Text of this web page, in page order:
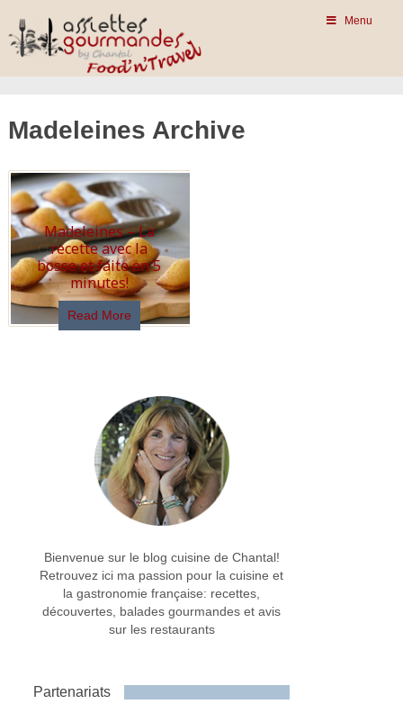
Menu
Madeleines Archive
Madeleines – La
recette avec la
bosse et faite en 5
minutes!
Read More
Bienvenue sur le blog cuisine de Chantal!
Retrouvez ici ma passion pour la cuisine et
la gastronomie française: recettes,
découvertes, balades gourmandes et avis
sur les restaurants
Partenariats